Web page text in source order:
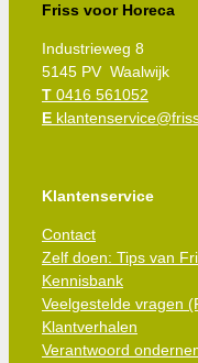
Friss voor Horeca
Industrieweg 8
5145 PV Waalwijk
T 0416 561052
E
Klantenservice
Contact
Zelf doen: Tips van
Kennisbank
Veelgestelde vragen
Klantverhalen
Verantwoord